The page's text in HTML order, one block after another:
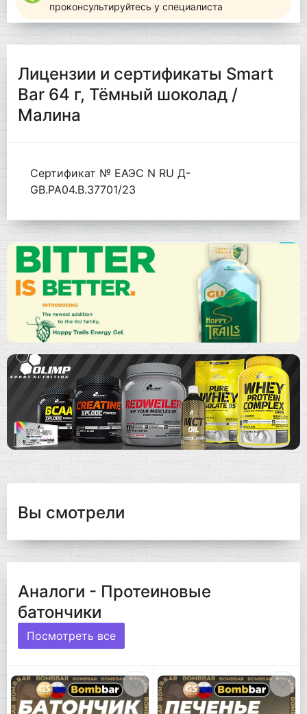
проконсультируйтесь у специалиста
Лицензии и сертификаты Smart
Bar 64 г, Тёмный шоколад /
Малина
Сертификат № ЕАЭС N RU Д-
GB.РА04.В.37701/23
Вы смотрели
Аналоги - Протеиновые
батончики
Посмотреть все